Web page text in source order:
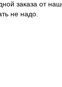
заказа от
не надо.